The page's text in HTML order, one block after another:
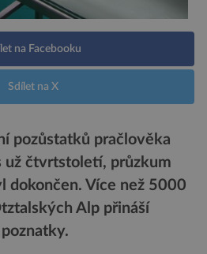
na Facebooku
Sdílet na X
pozůstatků pračlověka
už čtvrtstoletí, průzkum
dokončen. Více než 5000
Alp přináší